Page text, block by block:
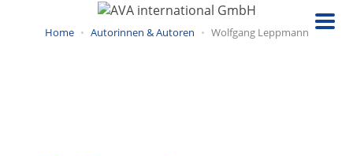
Home Autorinnen & Autoren Wolfgang Leppmann